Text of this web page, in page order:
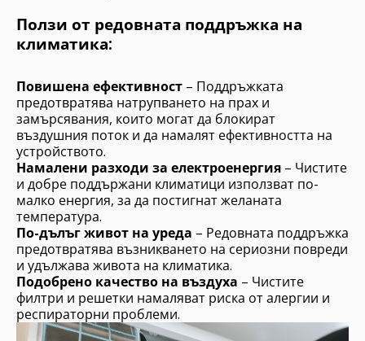
Ползи от редовната поддръжка на
климатика:
Повишена ефективност – Поддръжката
предотвратява натрупването на прах и
замърсявания, които могат да блокират
въздушния поток и да намалят ефективността на
устройството.
Намалени разходи за електроенергия – Чистите
и добре поддържани климатици използват по-
малко енергия, за да постигнат желаната
температура.
По-дълъг живот на уреда – Редовната поддръжка
предотвратява възникването на сериозни повреди
и удължава живота на климатика.
Подобрено качество на въздуха – Чистите
филтри и решетки намаляват риска от алергии и
респираторни проблеми.